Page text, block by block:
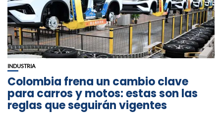
INDUSTRIA
Colombia frena un cambio clave
para carros y motos: estas son las
reglas que seguirán vigentes